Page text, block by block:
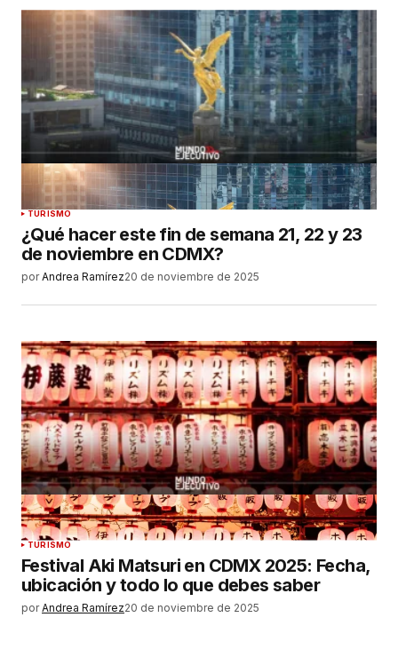
TURISMO
¿Qué hacer este fin de semana 21, 22 y 23
de noviembre en CDMX?
por Andrea Ramírez20 de noviembre de 2025
TURISMO
Festival Aki Matsuri en CDMX 2025: Fecha,
ubicación y todo lo que debes saber
por Andrea Ramírez20 de noviembre de 2025